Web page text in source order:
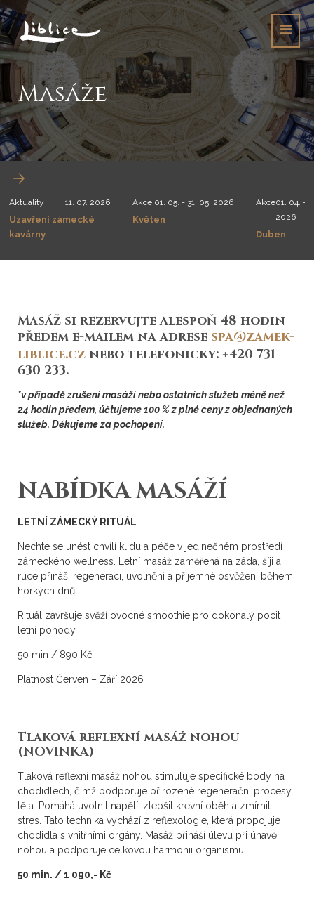
Masáže
Aktuality 11. 07. 2026
Uzavření zámecké
kavárny
Akce 01. 05. - 31. 05. 2026
Květen
Akce01. 04. -
2026
Duben
Masáž si rezervujte alespoň 48 hodin
předem e-mailem na adrese spa@zamek-
liblice.cz nebo telefonicky: +420 731
630 233.
*v případě zrušení masáží nebo ostatních služeb méně než
24 hodin předem, účtujeme 100 % z plné ceny z objednaných
služeb. Děkujeme za pochopení.
NABÍDKA MASÁŽÍ
LETNÍ ZÁMECKÝ RITUÁL
Nechte se unést chvílí klidu a péče v jedinečném prostředí
zámeckého wellness. Letní masáž zaměřená na záda, šíji a
ruce přináší regeneraci, uvolnění a příjemné osvěžení během
horkých dnů.
Rituál završuje svěží ovocné smoothie pro dokonalý pocit
letní pohody.
50 min / 890 Kč
Platnost Červen – Září 2026
Tlaková reflexní masáž nohou
(NOVINKA)
Tlaková reflexní masáž nohou stimuluje specifické body na
chodidlech, čímž podporuje přirozené regenerační procesy
těla. Pomáhá uvolnit napětí, zlepšit krevní oběh a zmírnit
stres. Tato technika vychází z reflexologie, která propojuje
chodidla s vnitřními orgány. Masáž přináší úlevu při únavě
nohou a podporuje celkovou harmonii organismu.
50 min. / 1 090,- Kč